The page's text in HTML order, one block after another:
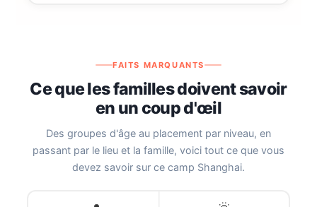
FAITS MARQUANTS
Ce que les familles doivent savoir
en un coup d'œil
Des groupes d'âge au placement par niveau, en
passant par le lieu et la famille, voici tout ce que vous
devez savoir sur ce camp Shanghai.